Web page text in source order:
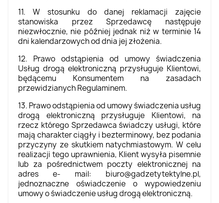
11. W stosunku do danej reklamacji zajęcie
stanowiska przez Sprzedawcę następuje
niezwłocznie, nie później jednak niż w terminie 14
dni kalendarzowych od dnia jej złożenia.
12. Prawo odstąpienia od umowy świadczenia
Usług drogą elektroniczną przysługuje Klientowi,
będącemu Konsumentem na zasadach
przewidzianych Regulaminem.
13. Prawo odstąpienia od umowy świadczenia usług
drogą elektroniczną przysługuje Klientowi, na
rzecz którego Sprzedawca świadczy usługi, które
mają charakter ciągły i bezterminowy, bez podania
przyczyny ze skutkiem natychmiastowym. W celu
realizacji tego uprawnienia, Klient wysyła pisemnie
lub za pośrednictwem poczty elektronicznej na
adres e- mail: biuro@gadzetytektylne.pl,
jednoznaczne oświadczenie o wypowiedzeniu
umowy o świadczenie usług drogą elektroniczną.